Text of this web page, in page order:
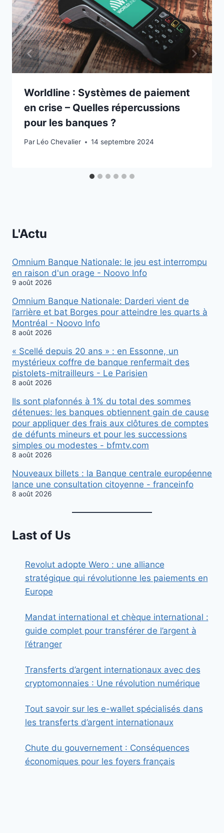
Worldline : Systèmes de paiement
en crise – Quelles répercussions
pour les banques ?
Par Léo Chevalier 14 septembre 2024
L'Actu
Omnium Banque Nationale: le jeu est interrompu
en raison d'un orage - Noovo Info
9 août 2026
Omnium Banque Nationale: Darderi vient de
l’arrière et bat Borges pour atteindre les quarts à
Montréal - Noovo Info
8 août 2026
« Scellé depuis 20 ans » : en Essonne, un
mystérieux coffre de banque renfermait des
pistolets-mitrailleurs - Le Parisien
8 août 2026
Ils sont plafonnés à 1% du total des sommes
détenues: les banques obtiennent gain de cause
pour appliquer des frais aux clôtures de comptes
de défunts mineurs et pour les successions
simples ou modestes - bfmtv.com
8 août 2026
Nouveaux billets : la Banque centrale européenne
lance une consultation citoyenne - franceinfo
8 août 2026
Last of Us
Revolut adopte Wero : une alliance
stratégique qui révolutionne les paiements en
Europe
Mandat international et chèque international :
guide complet pour transférer de l’argent à
l’étranger
Transferts d’argent internationaux avec des
cryptomonnaies : Une révolution numérique
Tout savoir sur les e-wallet spécialisés dans
les transferts d’argent internationaux
Chute du gouvernement : Conséquences
économiques pour les foyers français